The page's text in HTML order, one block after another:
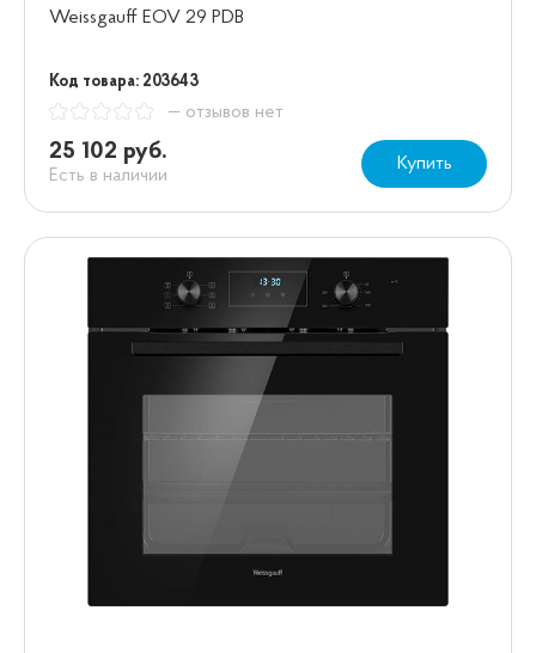
Weissgauff EOV 29 PDB
Код товара: 203643
— отзывов нет
25 102 руб.
Есть в наличии
Купить